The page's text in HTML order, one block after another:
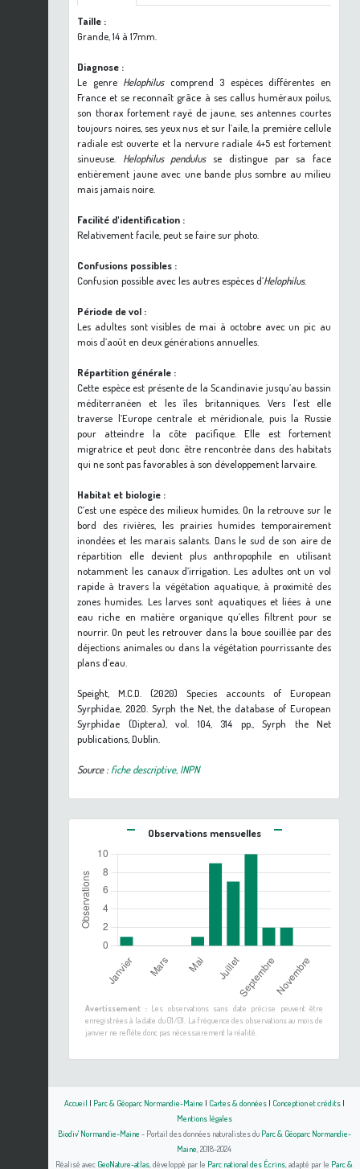
Taille :
Grande, 14 à 17mm.
Diagnose :
Le genre Helophilus comprend 3 espèces différentes en
France et se reconnaît grâce à ses callus huméraux poilus,
son thorax fortement rayé de jaune, ses antennes courtes
toujours noires, ses yeux nus et sur l’aile, la première cellule
radiale est ouverte et la nervure radiale 4+5 est fortement
sinueuse. Helophilus pendulusse distingue par sa face
entièrement jaune avec une bande plus sombre au milieu
mais jamais noire.
Facilité d'identification :
Relativement facile, peut se faire sur photo.
Confusions possibles :
Confusion possible avec les autres espèces d’Helophilus.
Période de vol :
Les adultes sont visibles de mai à octobre avec un pic au
mois d’août en deux générations annuelles.
Répartition générale :
Cette espèce est présente de la Scandinavie jusqu’au bassin
méditerranéen et les îles britanniques. Vers l’est elle
traverse l’Europe centrale et méridionale, puis la Russie
pour atteindre la côte pacifique. Elle est fortement
migratrice et peut donc être rencontrée dans des habitats
qui ne sont pas favorables à son développement larvaire.
Habitat et biologie :
C’est une espèce des milieux humides. On la retrouve sur le
bord des rivières, les prairies humides temporairement
inondées et les marais salants. Dans le sud de son aire de
répartition elle devient plus anthropophile en utilisant
notamment les canaux d’irrigation. Les adultes ont un vol
rapide à travers la végétation aquatique, à proximité des
zones humides. Les larves sont aquatiques et liées à une
eau riche en matière organique qu’elles filtrent pour se
nourrir. On peut les retrouver dans la boue souillée par des
déjections animales ou dans la végétation pourrissante des
plans d’eau.
Speight, M.C.D. (2020) Species accounts of European
Syrphidae, 2020. Syrph the Net, the database of European
Syrphidae (Diptera), vol. 104, 314 pp., Syrph the Net
publications, Dublin.
Source : fiche descriptive, INPN
Observations mensuelles
Avertissement :Les observations sans date précise peuvent être
enregistrées à la date du 01/01. La fréquence des observations au mois de
janvier ne reflète donc pas nécessairement la réalité.
Accueil | Parc & Géoparc Normandie-Maine | Cartes & données| Conception et crédits|
Mentions légales
Biodiv' Normandie-Maine - Portail des données naturalistes du Parc & Géoparc Normandie-
Maine , 2018-2024
Réalisé avec GeoNature-atlas , développé par le Parc national des Écrins , adapté par le Parc &